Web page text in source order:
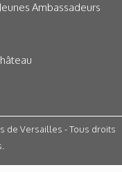
Ambassadeurs
de Versailles - Tous droits